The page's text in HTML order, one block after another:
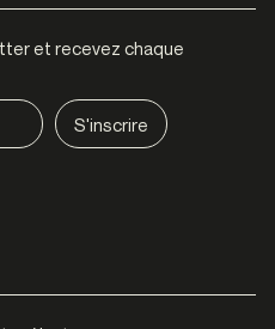
et recevez chaque